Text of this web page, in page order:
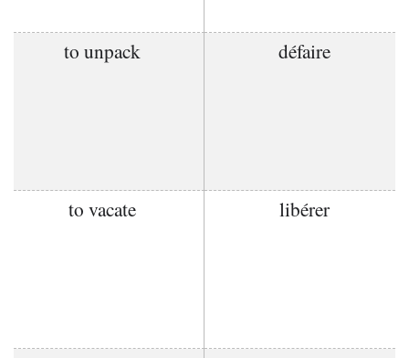
to unpack défaire
to vacate libérer